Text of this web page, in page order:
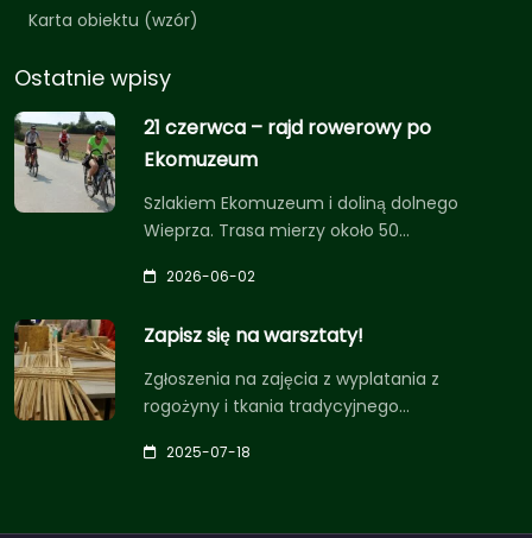
Karta obiektu (wzór)
Ostatnie wpisy
21 czerwca – rajd rowerowy po
Ekomuzeum
Szlakiem Ekomuzeum i doliną dolnego
Wieprza. Trasa mierzy około 50…
2026-06-02
Zapisz się na warsztaty!
Zgłoszenia na zajęcia z wyplatania z
rogożyny i tkania tradycyjnego…
2025-07-18